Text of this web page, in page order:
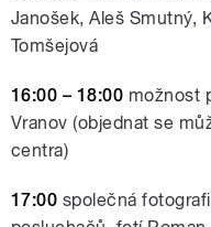
Janošek, Aleš Smutný,
Tomšejová
16:00 – 18:00 možnost
Vranov (objednat se
centra)
17:00 společná